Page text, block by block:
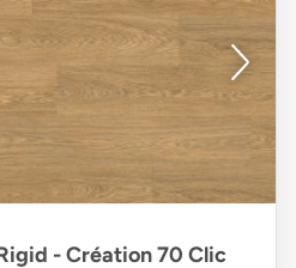
- Création 70 Clic